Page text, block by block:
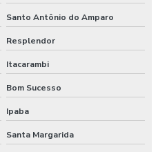
Santo Antônio do Amparo
Resplendor
Itacarambi
Bom Sucesso
Ipaba
Santa Margarida